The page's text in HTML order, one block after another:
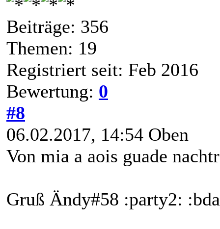
Beiträge: 356
Themen: 19
Registriert seit: Feb 2016
Bewertung: 0
#8
06.02.2017, 14:54 Oben
Von mia a aois guade
Gruß Ändy#58 :party2: